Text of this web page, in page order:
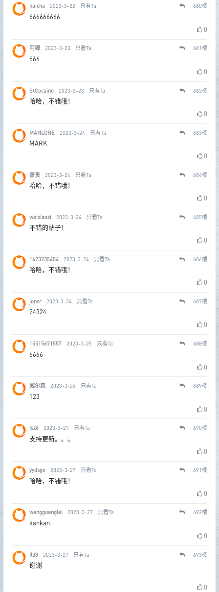
naicha 2023-3-22 只看Ta 680楼
666666666
0
阿绿 2023-3-23 只看Ta 681楼
666
0
StCocaine 2023-3-23 只看Ta 682楼
哈哈，不错哦！
0
MANLONE 2023-3-24 只看Ta 683楼
MARK
0
富贵 2023-3-24 只看Ta 684楼
哈哈，不错哦！
0
weixiaozi 2023-3-24 只看Ta 685楼
不错的帖子！
0
1423235454 2023-3-24 只看Ta 686楼
哈哈，不错哦！
0
jonsr 2023-3-24 只看Ta 687楼
24324
0
15515671557 2023-3-25 只看Ta 688楼
6666
0
威尔森 2023-3-26 只看Ta 689楼
123
0
fsz6 2023-3-27 只看Ta 690楼
支持更新。。。
0
yydsgo 2023-3-27 只看Ta 691楼
哈哈，不错哦！
0
wangguanglei 2023-3-27 只看Ta 692楼
kankan
0
fllf8 2023-3-27 只看Ta 693楼
谢谢
0